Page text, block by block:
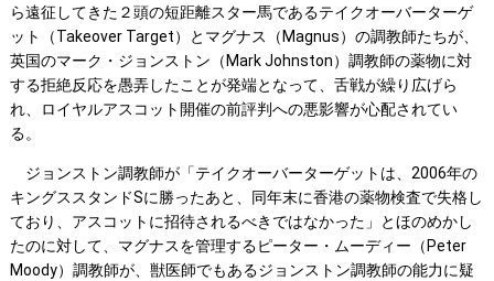
ら遠征してきた２頭の短距離スター馬であるテイクオーバーターゲ
ット（Takeover Target）とマグナス（Magnus）の調教師たちが、
英国のマーク・ジョンストン（Mark Johnston）調教師の薬物に対
する拒絶反応を愚弄したことが発端となって、舌戦が繰り広げら
れ、ロイヤルアスコット開催の前評判への悪影響が心配されてい
る。
ジョンストン調教師が「テイクオーバーターゲットは、2006年の
キングススタンドSに勝ったあと、同年末に香港の薬物検査で失格し
ており、アスコットに招待されるべきではなかった」とほのめかし
たのに対して、マグナスを管理するピーター・ムーディー（Peter
Moody）調教師が、獣医師でもあるジョンストン調教師の能力に疑